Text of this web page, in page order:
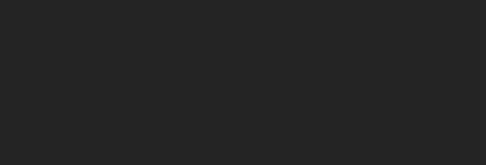
bevaka hela helgen även det här året.